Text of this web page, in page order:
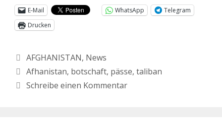
E-Mail
WhatsApp
Telegram
Drucken
AFGHANISTAN, News
Afhanistan, botschaft, pässe, taliban
Schreibe einen Kommentar